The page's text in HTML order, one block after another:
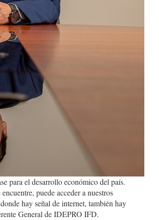
para el desarrollo económico del país.
puede acceder a nuestros
hay señal de internet, también hay
General de IDEPRO IFD.